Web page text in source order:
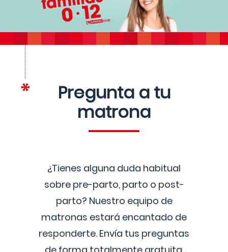
Pregunta a tu
matrona
¿Tienes alguna duda habitual
sobre pre-parto, parto o post-
parto? Nuestro equipo de
matronas estará encantado de
responderte. Envía tus preguntas